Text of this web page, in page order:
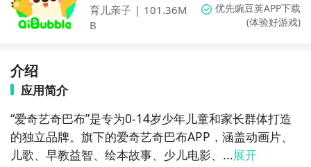
育儿亲子 | 101.36M
B
(体验好游戏)
介绍
应用简介
“爱奇艺奇巴布”是专为0-14岁少年儿童和家长群体打造
的独立品牌。旗下的爱奇艺奇巴布APP，涵盖动画片、
儿歌、早教益智、绘本故事、少儿电影、...展开